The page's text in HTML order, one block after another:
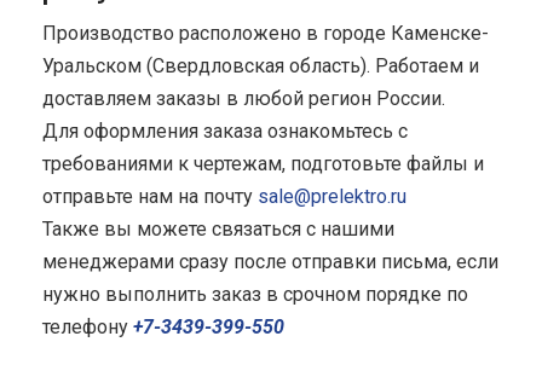
Производство расположено в городе Каменске-
Уральском (Свердловская область). Работаем и
доставляем заказы в любой регион России.
Для оформления заказа ознакомьтесь с
требованиями к чертежам, подготовьте файлы и
отправьте нам на почту sale@prelektro.ru
Также вы можете связаться с нашими
менеджерами сразу после отправки письма, если
нужно выполнить заказ в срочном порядке по
телефону +7-3439-399-550